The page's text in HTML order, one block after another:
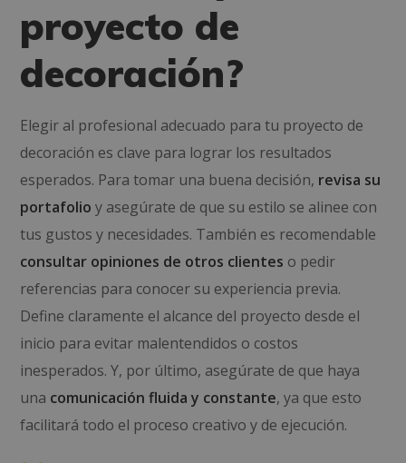
proyecto de
decoración?
Elegir al profesional adecuado para tu proyecto de
decoración es clave para lograr los resultados
esperados. Para tomar una buena decisión, revisa su
portafolio y asegúrate de que su estilo se alinee con
tus gustos y necesidades. También es recomendable
consultar opiniones de otros clientes o pedir
referencias para conocer su experiencia previa.
Define claramente el alcance del proyecto desde el
inicio para evitar malentendidos o costos
inesperados. Y, por último, asegúrate de que haya
una comunicación fluida y constante, ya que esto
facilitará todo el proceso creativo y de ejecución.